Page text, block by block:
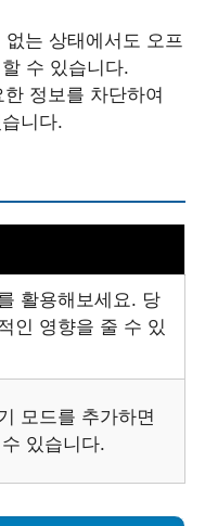
없는 상태에서도 오프
수 있습니다.
한 정보를 차단하여
니다.
활용해보세요. 당
인 영향을 줄 수 있
모드를 추가하면
있습니다.